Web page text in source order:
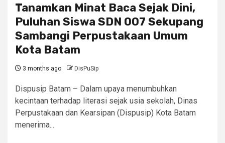
Tanamkan Minat Baca Sejak Dini,
Puluhan Siswa SDN 007 Sekupang
Sambangi Perpustakaan Umum
Kota Batam
3 months ago DisPuSip
Dispusip Batam – Dalam upaya menumbuhkan
kecintaan terhadap literasi sejak usia sekolah, Dinas
Perpustakaan dan Kearsipan (Dispusip) Kota Batam
menerima...